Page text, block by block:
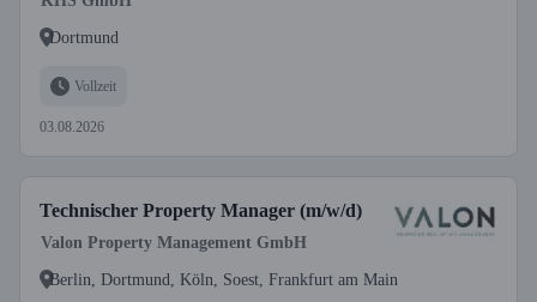
Dortmund
Vollzeit
03.08.2026
Technischer Property Manager (m/w/d)
Valon Property Management GmbH
Berlin, Dortmund, Köln, Soest, Frankfurt am Main